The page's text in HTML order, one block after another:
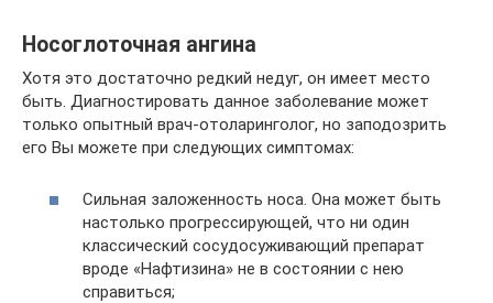
Носоглоточная ангина
Хотя это достаточно редкий недуг, он имеет место
быть. Диагностировать данное заболевание может
только опытный врач-отоларинголог, но заподозрить
его Вы можете при следующих симптомах:
Сильная заложенность носа. Она может быть
настолько прогрессирующей, что ни один
классический сосудосуживающий препарат
вроде «Нафтизина» не в состоянии с нею
справиться;